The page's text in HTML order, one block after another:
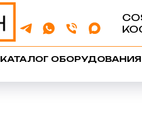
КАТАЛОГ ОБОРУДОВАНИЯ